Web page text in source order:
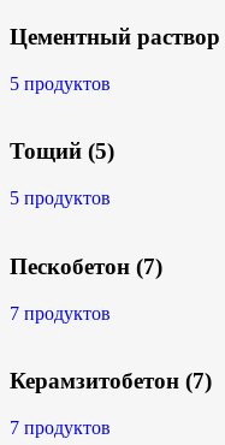
Цементный раствор
5 продуктов
Тощий (5)
5 продуктов
Пескобетон (7)
7 продуктов
Керамзитобетон (7)
7 продуктов